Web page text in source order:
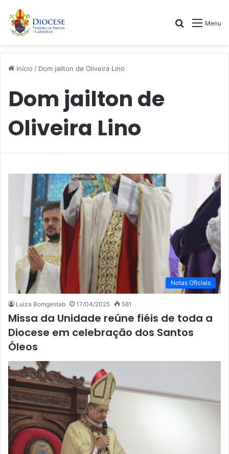
Menu
Procurar
Início / Dom jailton de Oliveira Lino
Dom jailton de
Oliveira Lino
Notas Oficiais
Luiza Bomgestab 17/04/2025 581
Missa da Unidade reúne fiéis de toda a
Diocese em celebração dos Santos
Óleos